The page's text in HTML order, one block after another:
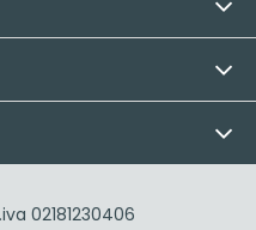
02181230406